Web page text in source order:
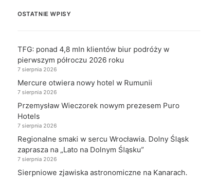
OSTATNIE WPISY
TFG: ponad 4,8 mln klientów biur podróży w
pierwszym półroczu 2026 roku
7 sierpnia 2026
Mercure otwiera nowy hotel w Rumunii
7 sierpnia 2026
Przemysław Wieczorek nowym prezesem Puro
Hotels
7 sierpnia 2026
Regionalne smaki w sercu Wrocławia. Dolny Śląsk
zaprasza na „Lato na Dolnym Śląsku”
7 sierpnia 2026
Sierpniowe zjawiska astronomiczne na Kanarach.